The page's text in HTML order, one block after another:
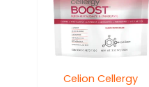
Celion Cellergy